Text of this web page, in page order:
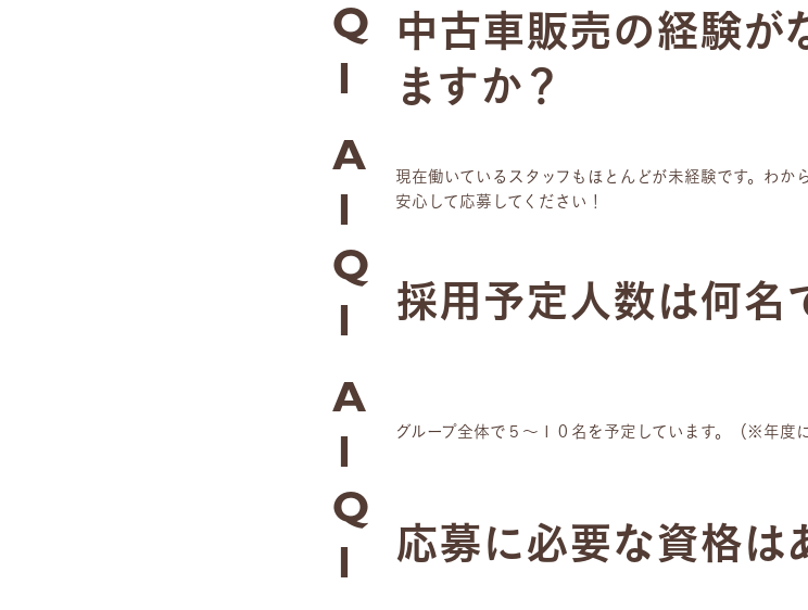
Q
1
中古車販売の経験が
ますか？
A
1
現在働いているスタッフもほとんどが未経験です。わ
安心して応募してください！
Q
1
採用予定人数は何名
A
1
グループ全体で５～１０名を予定しています。（※年度
Q
1
応募に必要な資格は